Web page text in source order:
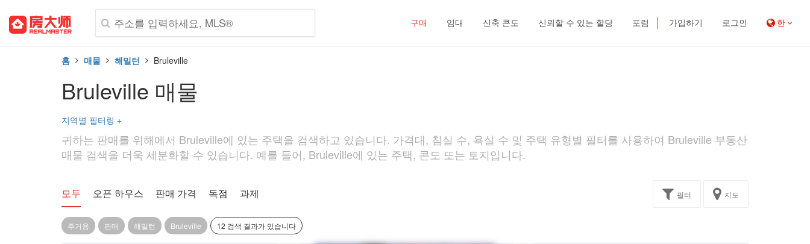
구매 임대 신축 콘도 신뢰할 수 있는 할당 포럼 가입하기 로그인 한
홈 매물 해밀턴 Bruleville
Bruleville 매물
지역별 필터링 +
귀하는 판매를 위해에서 Bruleville에 있는 주택을 검색하고 있습니다. 가격대, 침실 수, 욕실 수 및 주택 유형별 필터를 사용하여 Bruleville 부동산
매물 검색을 더욱 세분화할 수 있습니다. 예를 들어, Bruleville에 있는 주택, 콘도 또는 토지입니다.
모두 오픈 하우스 판매 가격 독점 과제 필터 지도
주거용 판매 해밀턴 Bruleville 12 검색 결과가 있습니다